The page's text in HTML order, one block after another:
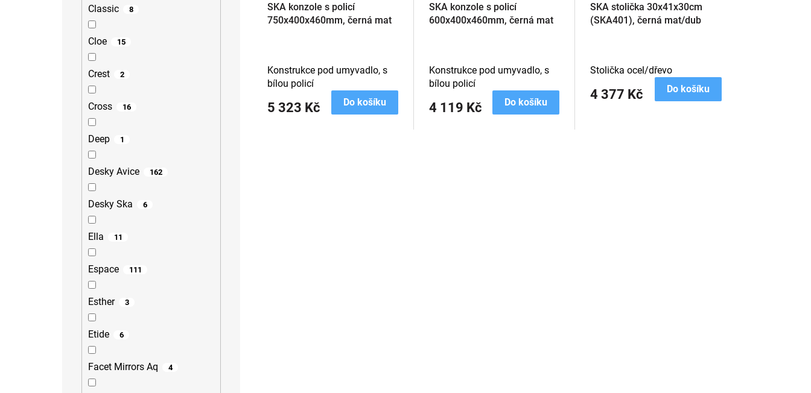
Classic 8
Cloe 15
Crest 2
Cross 16
Deep 1
Desky Avice 162
Desky Ska 6
Ella 11
Espace 111
Esther 3
Etide 6
Facet Mirrors Aq 4
SKA konzole s policí
750x400x460mm, černá mat
5 323 Kč Do košíku
Konstrukce pod umyvadlo, s
bílou policí
SKA konzole s policí
600x400x460mm, černá mat
4 119 Kč Do košíku
Konstrukce pod umyvadlo, s
bílou policí
SKA stolička 30x41x30cm
(SKA401), černá mat/dub
4 377 Kč Do košíku
Stolička ocel/dřevo